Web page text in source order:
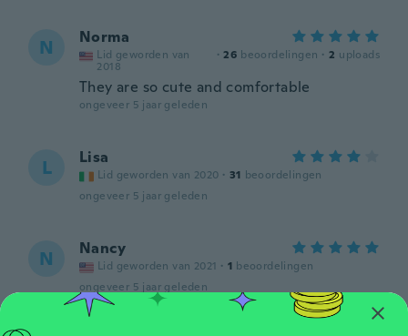
N Norma
Lid geworden van
2018
· 26 beoordelingen · 2 uploads
They are so cute and comfortable
ongeveer 5 jaar geleden
L Lisa
Lid geworden van 2020 · 31 beoordelingen
ongeveer 5 jaar geleden
N Nancy
Lid geworden van 2021 · 1 beoordelingen
ongeveer 5 jaar geleden